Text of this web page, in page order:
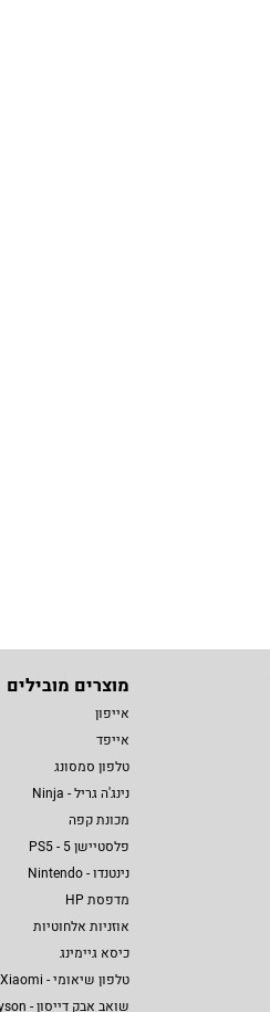
מוצרים מובילים
אייפון
אייפד
טלפון סמסונג
נינג'ה גריל - Ninja
מכונת קפה
פלסטיישן 5 - PS5
נינטנדו - Nintendo
מדפסת HP
אוזניות אלחוטיות
כיסא גיימינג
טלפון שיאומי - Xiaomi
שואב אבק דייסון - Dyson